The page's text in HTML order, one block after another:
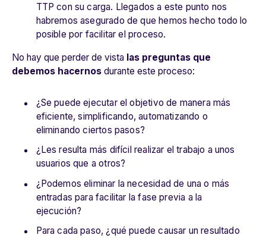
TTP con su carga. Llegados a este punto nos
habremos asegurado de que hemos hecho todo lo
posible por facilitar el proceso.
No hay que perder de vista las preguntas que
debemos hacernos durante este proceso:
¿Se puede ejecutar el objetivo de manera más
eficiente, simplificando, automatizando o
eliminando ciertos pasos?
¿Les resulta más difícil realizar el trabajo a unos
usuarios que a otros?
¿Podemos eliminar la necesidad de una o más
entradas para facilitar la fase previa a la
ejecución?
Para cada paso, ¿qué puede causar un resultado